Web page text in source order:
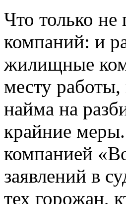
Что только
компаний: и
жилищные
месту
найма на
крайние
компанией
заявлений в
тех горожан,